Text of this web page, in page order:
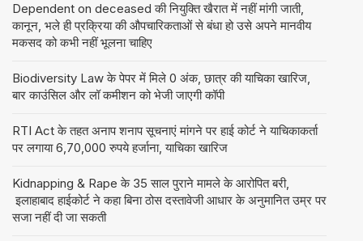
Dependent on deceased की नियुक्ति खैरात में नहीं मांगी जाती,
कानून, भले ही प्रक्रिया की औपचारिकताओं से बंधा हो उसे अपने मानवीय
मकसद को कभी नहीं भूलना चाहिए
Biodiversity Law के पेपर में मिले 0 अंक, छात्र की याचिका खारिज,
बार काउंसिल और लॉ कमीशन को भेजी जाएगी कॉपी
RTI Act के तहत अनाप शनाप सूचनाएं मांगने पर हाई कोर्ट ने याचिकाकर्ता
पर लगाया 6,70,000 रुपये हर्जाना, याचिका खारिज
Kidnapping & Rape के 35 साल पुराने मामले के आरोपित बरी,
इलाहाबाद हाईकोर्ट ने कहा बिना ठोस दस्तावेजी आधार के अनुमानित उम्र पर
सजा नहीं दी जा सकती